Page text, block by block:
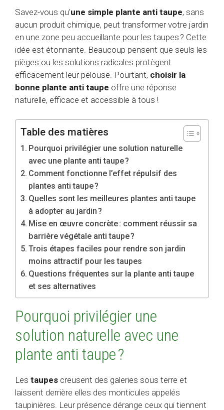
Savez-vous qu’une simple plante anti taupe, sans
aucun produit chimique, peut transformer votre jardin
en une zone peu accueillante pour les taupes ? Cette
idée est étonnante. Beaucoup pensent que seuls les
pièges ou les solutions radicales protègent
efficacement leur pelouse. Pourtant, choisir la
bonne plante anti taupe offre une réponse
naturelle, efficace et accessible à tous !
Table des matières
Pourquoi privilégier une solution naturelle
avec une plante anti taupe ?
Comment fonctionne l’effet répulsif des
plantes anti taupe ?
Quelles sont les meilleures plantes anti taupe
à adopter au jardin ?
Mise en œuvre concrète : comment réussir sa
barrière végétale anti taupe ?
Trois étapes faciles pour rendre son jardin
moins attractif pour les taupes
Questions fréquentes sur la plante anti taupe
et ses alternatives
Pourquoi privilégier une
solution naturelle avec une
plante anti taupe ?
Les taupes creusent des galeries sous terre et
laissent derrière elles des monticules appelés
taupinières. Leur présence dérange ceux qui tiennent